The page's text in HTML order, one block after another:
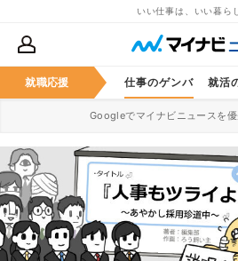
いい仕事は、いい暮ら
就職応援 仕事のゲンバ 就活
Googleでマイナビニュースを